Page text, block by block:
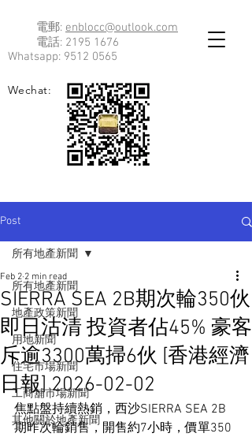
電郵: enblocc@outlook.com
電話: 2195 1676
Whatsapp: 9512 0565
Wechat:
Post
所有地產新聞
地產政策新聞
用地新聞
住宅市場新聞
工商舖市場新聞
其他關於地產新聞
所有地產新聞
SIERRA SEA 2B期次輪350伙
即日沽清 投資者佔45% 豪客
斥逾3300萬掃6伙 [香港經濟
日報] 2026-02-02
Feb 2 2 min read
焦點盤持續熱銷，西沙SIERRA SEA 2B
期昨次輪銷售，開售約7小時，價單350